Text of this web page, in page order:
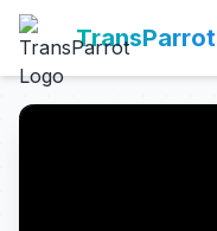
TransParrot